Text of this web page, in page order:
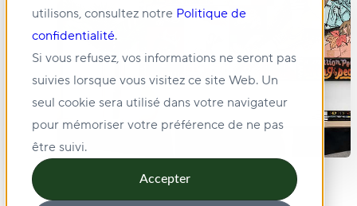
utilisons, consultez notre Politique de
confidentialité.
Si vous refusez, vos informations ne seront pas
suivies lorsque vous visitez ce site Web. Un
seul cookie sera utilisé dans votre navigateur
pour mémoriser votre préférence de ne pas
être suivi.
Accepter